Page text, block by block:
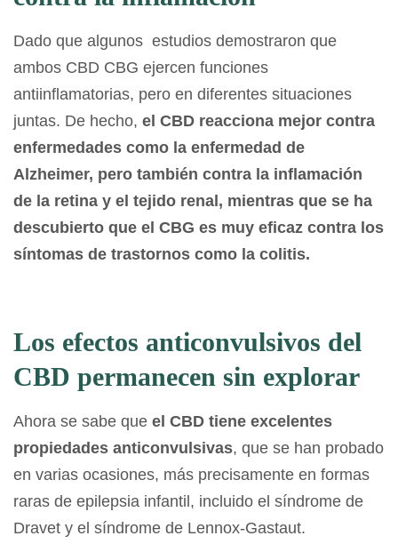
Dado que algunos estudios demostraron que
ambos CBD CBG ejercen funciones
antiinflamatorias, pero en diferentes situaciones
juntas. De hecho, el CBD reacciona mejor contra
enfermedades como la enfermedad de
Alzheimer, pero también contra la inflamación
de la retina y el tejido renal, mientras que se ha
descubierto que el CBG es muy eficaz contra los
síntomas de trastornos como la colitis.
Los efectos anticonvulsivos del
CBD permanecen sin explorar
Ahora se sabe que el CBD tiene excelentes
propiedades anticonvulsivas, que se han probado
en varias ocasiones, más precisamente en formas
raras de epilepsia infantil, incluido el síndrome de
Dravet y el síndrome de Lennox-Gastaut.